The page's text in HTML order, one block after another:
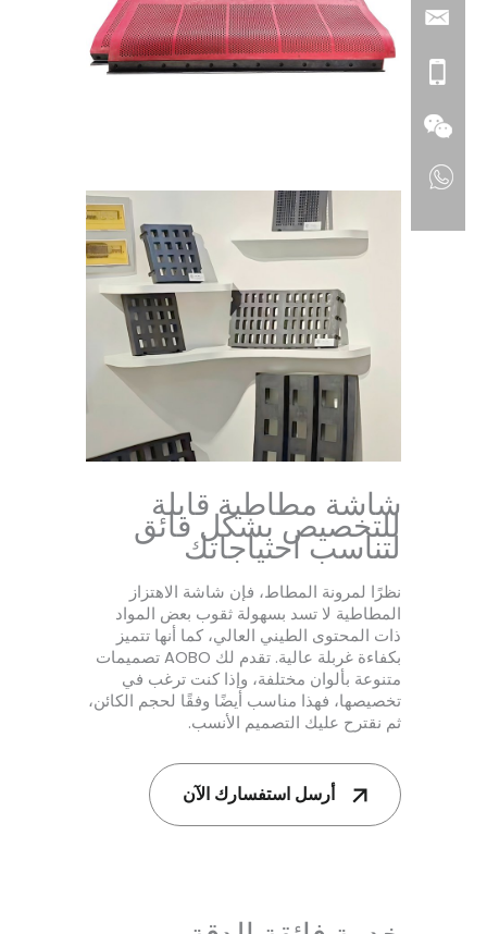
شاشة مطاطية قابلة
للتخصيص بشكل فائق
لتناسب احتياجاتك
نظرًا لمرونة المطاط، فإن شاشة الاهتزاز
المطاطية لا تسد بسهولة ثقوب بعض المواد
ذات المحتوى الطيني العالي، كما أنها تتميز
بكفاءة غربلة عالية. تقدم لك AOBO تصميمات
متنوعة بألوان مختلفة، وإذا كنت ترغب في
تخصيصها، فهذا مناسب أيضًا وفقًا لحجم الكائن،
ثم نقترح عليك التصميم الأنسب.
أرسل استفسارك الآن